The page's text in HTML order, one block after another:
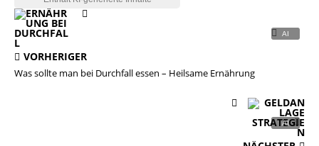
VORHERIGER
Was sollte man bei Durchfall essen – Heilsame Ernährung